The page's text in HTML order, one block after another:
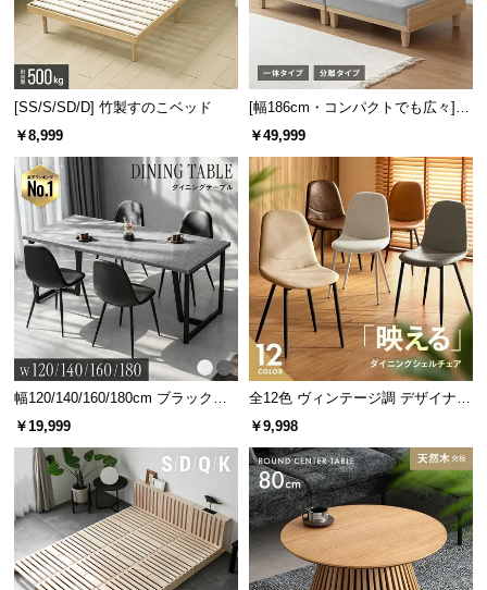
[SS/S/SD/D] 竹製すのこベッド
￥8,999
[幅186cm・コンパクトでも広々] 3
人掛けソファベッド リクライニン
グ 天然木フレーム 北欧
￥49,999
幅120/140/160/180cm ブラックフ
レーム ダイニング 大理石調 4人掛
￥19,999
全12色 ヴィンテージ調 デザイナー
ズシェルチェア
￥9,998